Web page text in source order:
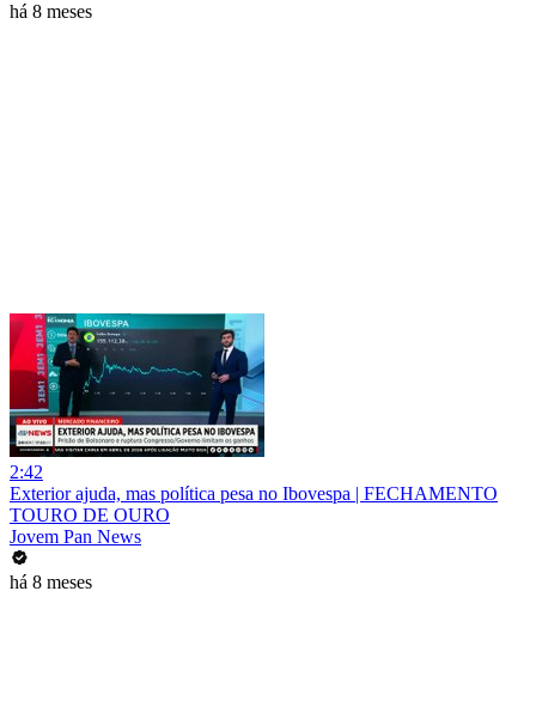
há 8 meses
2:42
Exterior ajuda, mas política pesa no Ibovespa | FECHAMENTO
TOURO DE OURO
Jovem Pan News
há 8 meses